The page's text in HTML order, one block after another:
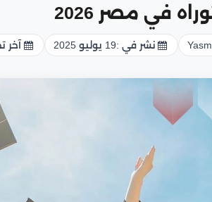
في مصر 2026
نشر في :19 يوليو 2025 آخر